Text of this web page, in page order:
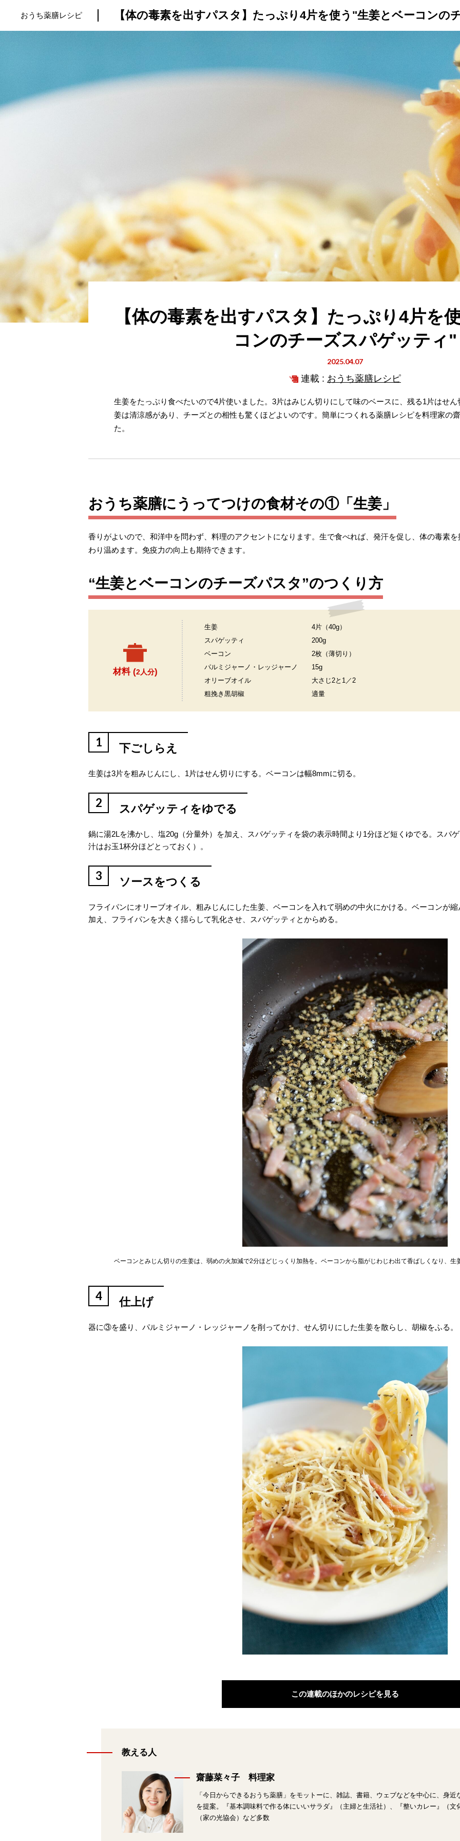
トップ プロが教えるレシピ 厳選！店探し 食のストーリー
おうち薬膳レシピ 【体の毒素を出すパスタ】たっぷり4片を使う"生姜とベーコンの
【体の毒素を出すパスタ】たっぷり4片を
コンのチーズスパゲッティ"
2025.04.07
連載 : おうち薬膳レシピ
生姜をたっぷり食べたいので4片使いました。3片はみじん切りにして味のベースに、残る1片はせ
姜は清涼感があり、チーズとの相性も驚くほどよいのです。簡単につくれる薬膳レシピを料理家の
た。
おうち薬膳にうってつけの食材その①「生姜」
香りがよいので、和洋中を問わず、料理のアクセントになります。生で食べれば、発汗を促し、体の毒素
わり温めます。免疫力の向上も期待できます。
“生姜とベーコンのチーズパスタ”のつくり方
材料 (2人分)
生姜
4片（40g）
スパゲッティ
200g
ベーコン
2枚（薄切り）
パルミジャーノ・レッジャーノ
15g
オリーブオイル
大さじ2と1／2
粗挽き黒胡椒
適量
1 下ごしらえ
生姜は3片を粗みじんにし、1片はせん切りにする。ベーコンは幅8mmに切る。
2 スパゲッティをゆでる
鍋に湯2Lを沸かし、塩20g（分量外）を加え、スパゲッティを袋の表示時間より1分ほど短くゆでる。スパ
汁はお玉1杯分ほどとっておく）。
3 ソースをつくる
フライパンにオリーブオイル、粗みじんにした生姜、ベーコンを入れて弱めの中火にかける。ベーコンが
加え、フライパンを大きく揺らして乳化させ、スパゲッティとからめる。
ベーコンとみじん切りの生姜は、弱めの火加減で2分ほどじっくり加熱を。ベーコンから脂がじわじわ出て香ばしくなり、生
4 仕上げ
器に③を盛り、パルミジャーノ・レッジャーノを削ってかけ、せん切りにした生姜を散らし、胡椒をふる。
この連載のほかのレシピを見る
教える人
齋藤菜々子 料理家
「今日からできるおうち薬膳」をモットーに、雑誌、書籍、ウェブなどを中心に、身
を提案。『基本調味料で作る体にいいサラダ』（主婦と生活社）、『整いカレー』（文
（家の光協会）など多数